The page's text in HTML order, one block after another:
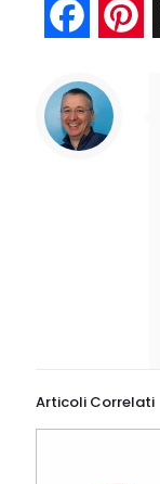
Articoli Correlati